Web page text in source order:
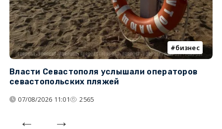
бизнес
Власти Севастополя услышали операторов
севастопольских пляжей
07/08/2026 11:01 2565